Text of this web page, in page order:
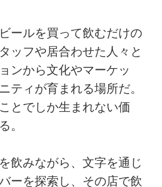
に行ったらレンベークに行ってご
らんよ」と言われ、初めて訪れた
のはいつだっただろうか？ レン
ベークがまだ愛知県蟹江町にあっ
た頃の話なので10年以上前であ
る。 今、レンベークは名古屋市
内の千種区にある。 ...
ールを買って飲むだけの
ッフや居合わせた人々と
ンから文化やマーケッ
ティが育まれる場所だ。
とでしか生まれない価
。
飲みながら、文字を通じ
ーを探索し、その店で飲